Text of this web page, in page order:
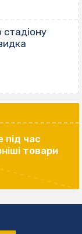
під час
товари